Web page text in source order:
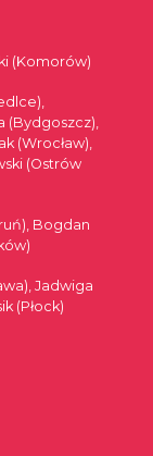
(Komorów)
(Bydgoszcz),
(Wrocław),
(Ostrów
Bogdan
Jadwiga
(Płock)